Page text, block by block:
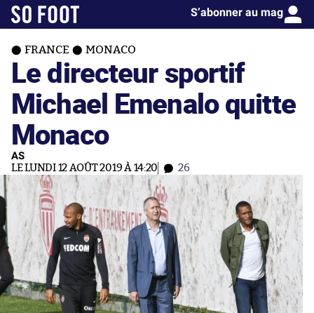
S’abonner au mag
FRANCE MONACO
Le directeur sportif
Michael Emenalo quitte
Monaco
AS
LE LUNDI 12 AOÛT 2019 À 14:20 26